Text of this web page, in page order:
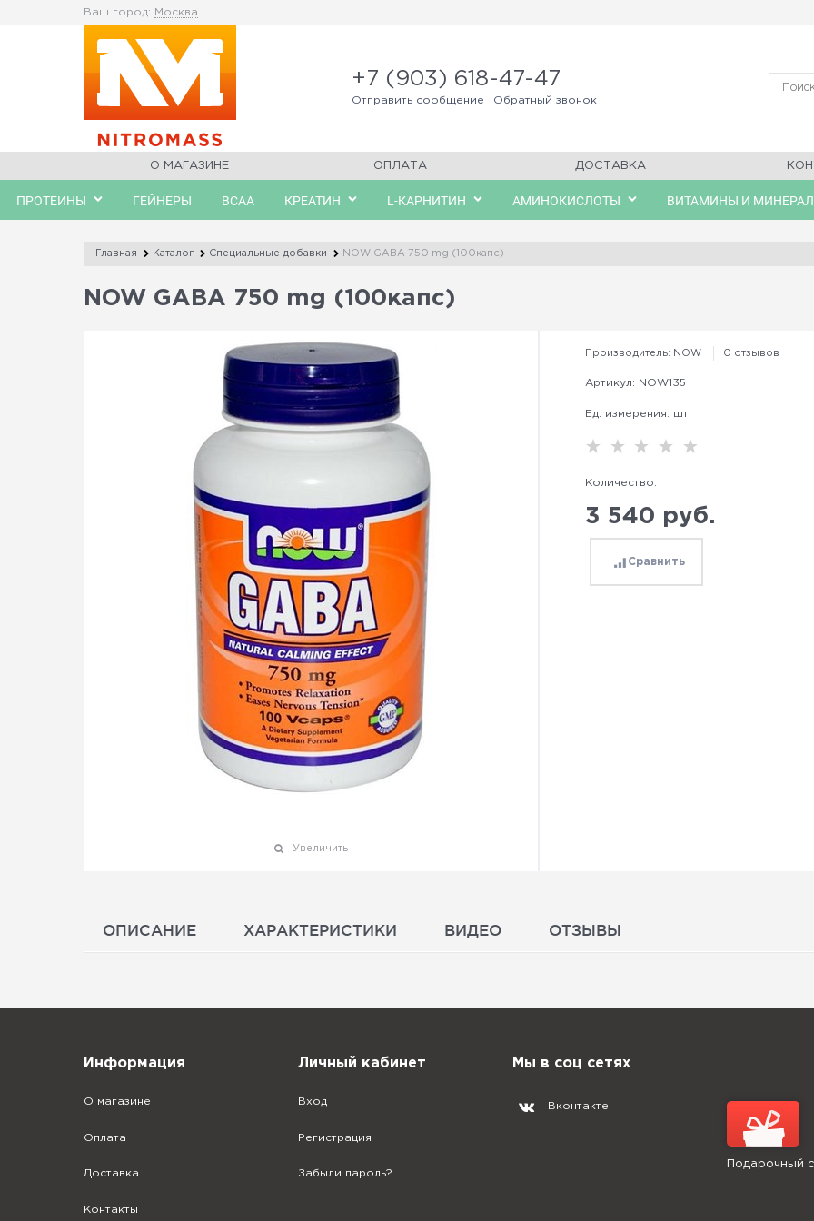
Ваш город: Москва
+7 (903) 618-47-47
Отправить сообщение Обратный звонок
О МАГАЗИНЕ ОПЛАТА ДОСТАВКА
ПРОТЕИНЫ ГЕЙНЕРЫ BCAA КРЕАТИН L-КАРНИТИН АМИНОКИСЛОТЫ ВИТАМИНЫ И
Главная Каталог Специальные добавки NOW GABA 750 mg (100капс)
NOW GABA 750 mg (100капс)
Увеличить
Производитель: NOW 0 отзывов
Артикул: NOW135
Ед. измерения: шт
Количество:
3 540 руб.
Сравнить
ОПИСАНИЕ ХАРАКТЕРИСТИКИ ВИДЕО ОТЗЫВЫ
Информация
О магазине
Оплата
Доставка
Контакты
Личный кабинет
Вход
Регистрация
Забыли пароль?
Мы в соц сетях
Вконтакте
Подарочный